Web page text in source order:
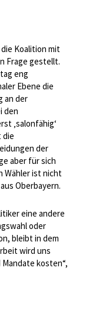
Koalition mit
Frage gestellt.
eng
Ebene die
an der
den
‚salonfähig‘
die
der
aber für sich
Wähler ist nicht
Oberbayern.
eine andere
oder
bleibt in dem
wird uns
kosten“,